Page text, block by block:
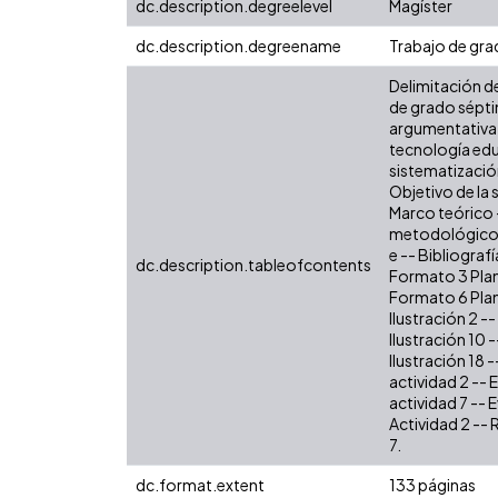
dc.description.degreelevel
Magíster
dc.description.degreename
Trabajo de
dc.description.tableofcontents
Delimitación
de grado
tecnología
Objetivo de la
Marco teórico
metodológico
e --
Formato 3
Formato 6
Ilustración 2
Ilustración 10
Ilustración 18
actividad 2 --
actividad 7 --
Actividad 2 --
7.
dc.format.extent
133 páginas